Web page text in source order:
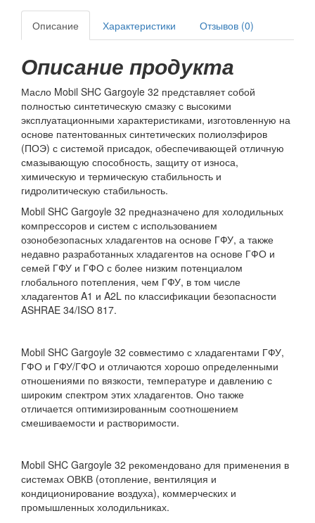
Описание Характеристики Отзывов (0)
Описание продукта
Масло Mobil SHC Gargoyle 32 представляет собой
полностью синтетическую смазку с высокими
эксплуатационными характеристиками, изготовленную на
основе патентованных синтетических полиолэфиров
(ПОЭ) с системой присадок, обеспечивающей отличную
смазывающую способность, защиту от износа,
химическую и термическую стабильность и
гидролитическую стабильность.
Mobil SHC Gargoyle 32 предназначено для холодильных
компрессоров и систем с использованием
озонобезопасных хладагентов на основе ГФУ, а также
недавно разработанных хладагентов на основе ГФО и
семей ГФУ и ГФО с более низким потенциалом
глобального потепления, чем ГФУ, в том числе
хладагентов A1 и A2L по классификации безопасности
ASHRAE 34/ISO 817.
Mobil SHC Gargoyle 32 совместимо с хладагентами ГФУ,
ГФО и ГФУ/ГФО и отличаются хорошо определенными
отношениями по вязкости, температуре и давлению с
широким спектром этих хладагентов. Оно также
отличается оптимизированным соотношением
смешиваемости и растворимости.
Mobil SHC Gargoyle 32 рекомендовано для применения в
системах ОВКВ (отопление, вентиляция и
кондиционирование воздуха), коммерческих и
промышленных холодильниках.